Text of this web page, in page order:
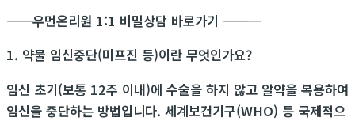
―――――――――――우먼온리원 1:1 비밀상담 바로가기 ―――――――――――
1. 약물 임신중단(미프진 등)이란 무엇인가요?
임신 초기(보통 12주 이내)에 수술을 하지 않고 알약을 복용하여
임신을 중단하는 방법입니다. 세계보건기구(WHO) 등 국제적으